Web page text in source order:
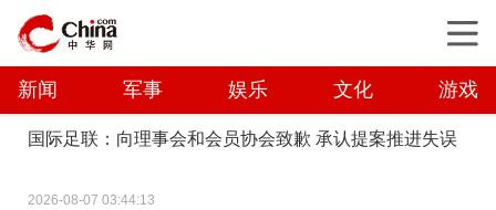
新闻 军事 娱乐 文化 游戏
国际足联：向理事会和会员协会致歉 承认提案推进失误
2026-08-07 03:44:13